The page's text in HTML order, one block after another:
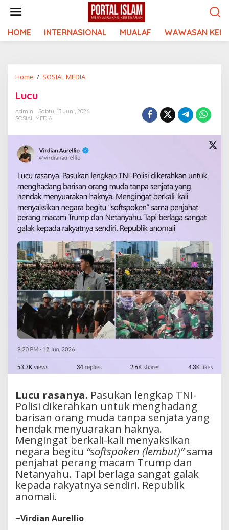
HOME INTERNASIONAL MUALAF WAWASAN
Home / SOSIAL MEDIALucu
Lucu
Admin
Sabtu, 13 Juni, 2026
SOSIAL MEDIA
Lucu rasanya. Pasukan lengkap TNI-
Polisi dikerahkan untuk menghadang
barisan orang muda tanpa senjata yang
hendak menyuarakan haknya.
Mengingat berkali-kali menyaksikan
negara begitu “softspoken (lembut)”sama
penjahat perang macam Trump dan
Netanyahu. Tapi berlaga sangat galak
kepada rakyatnya sendiri. Republik
anomali.
~Virdian Aurellio